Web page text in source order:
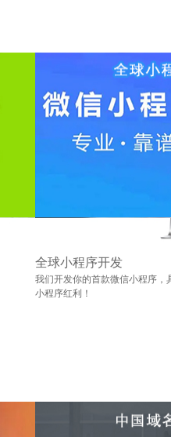
全球小程序开发
我们开发你的首款微信小程序，
小程序红利！